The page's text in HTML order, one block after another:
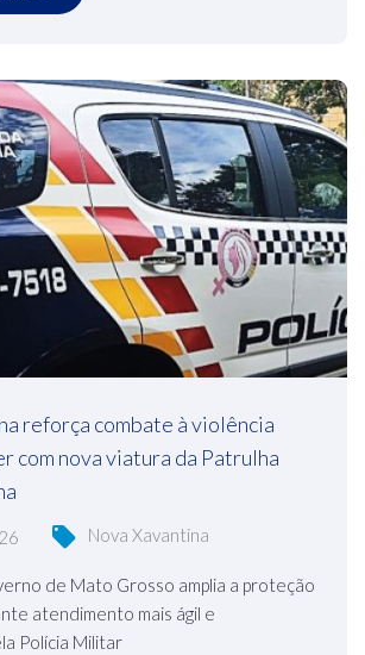
reforça combate à violência
com nova viatura da Patrulha
Nova Xavantina
de Mato Grosso amplia a proteção
atendimento mais ágil e
Polícia Militar